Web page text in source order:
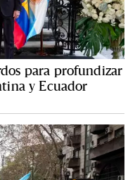
para profundizar
y Ecuador